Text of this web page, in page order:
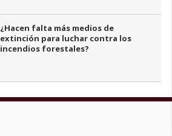
¿Hacen falta más medios de
extinción para luchar contra los
incendios forestales?